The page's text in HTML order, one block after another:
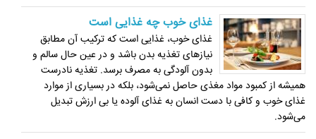
غذای خوب چه غذایی است
غذای خوب، غذایی است که ترکیب آن مطابق
نیازهای تغذیه بدن باشد و در عین حال سالم و
بدون آلودگی به مصرف برسد. تغذیه نادرست
همیشه از کمبود مواد مغذی حاصل نمی‌شود، بلکه در بسیاری از موارد
غذای خوب و کافی با دست انسان ‏به غذای آلوده یا بی ارزش تبدیل
می‌شود.‏